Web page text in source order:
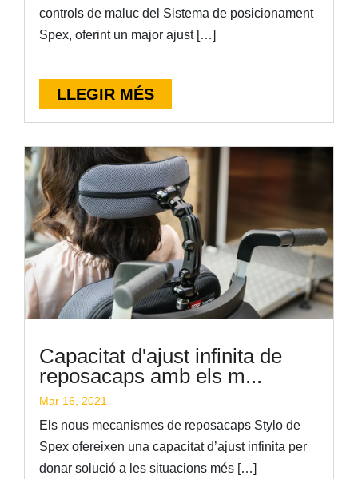
controls de maluc del Sistema de posicionament
Spex, oferint un major ajust […]
LLEGIR MÉS
Capacitat d'ajust infinita de
reposacaps amb els m...
Mar 16, 2021
Els nous mecanismes de reposacaps Stylo de
Spex ofereixen una capacitat d’ajust infinita per
donar solució a les situacions més […]